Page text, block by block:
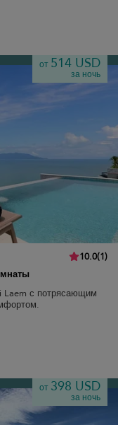
от 514 USD
за ночь
10.0(1)
с потрясающим
от 398 USD
за ночь